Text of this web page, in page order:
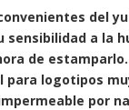
del
sensibilidad a la
de
para logotipos
por